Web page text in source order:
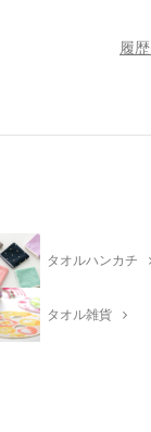
履
タオルハンカチ
タオル雑貨